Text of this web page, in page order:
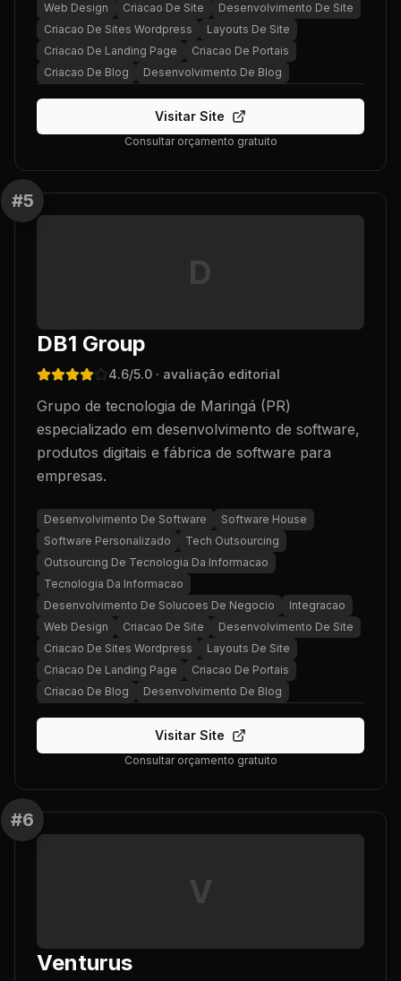
Web Design
Criacao De Site
Desenvolvimento De Site
Criacao De Sites Wordpress
Layouts De Site
Criacao De Landing Page
Criacao De Portais
Criacao De Blog
Desenvolvimento De Blog
Visitar Site
Consultar orçamento gratuito
#5
D
DB1 Group
4.6/5.0 · avaliação editorial
Grupo de tecnologia de Maringá (PR)
especializado em desenvolvimento de software,
produtos digitais e fábrica de software para
empresas.
Desenvolvimento De Software
Software House
Software Personalizado
Tech Outsourcing
Outsourcing De Tecnologia Da Informacao
Tecnologia Da Informacao
Desenvolvimento De Solucoes De Negocio
Integracao
Web Design
Criacao De Site
Desenvolvimento De Site
Criacao De Sites Wordpress
Layouts De Site
Criacao De Landing Page
Criacao De Portais
Criacao De Blog
Desenvolvimento De Blog
Visitar Site
Consultar orçamento gratuito
#6
V
Venturus